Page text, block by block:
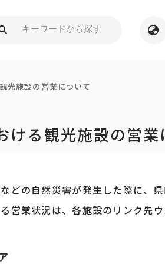
光施設の営業について
ける観光施設の営業
どの自然災害が発生した際に、
営業状況は、各施設のリンク先